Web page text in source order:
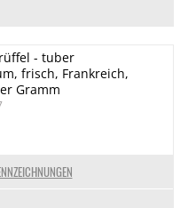
- tuber
frisch, Frankreich,
Gramm